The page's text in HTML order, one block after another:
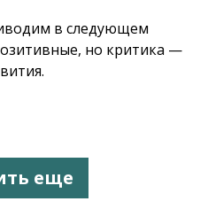
в следующем
но критика —
еще